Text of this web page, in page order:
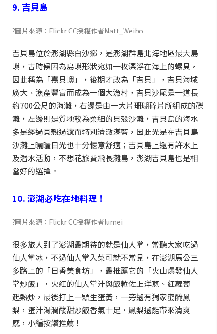
9. 吉貝島
?圖片來源：Flickr CC授權作者Matt_Weibo
吉貝島位於澎湖縣白沙鄉，是澎湖群島北海地區最大島
嶼，古時候因為島嶼形狀宛如一枚漂浮在海上的螺貝，
因此稱為「嘉貝嶼」，後期才改為「吉貝」，吉貝海域
廣大、漁產豐富而成為一個大漁村，吉貝沙尾是一道長
約700公尺的海灘，右邊是由一大片珊瑚碎片所組成的礫
灘，左邊則是質地較為柔細的貝殼沙灘，吉貝島的海水
多是經過貝殼過濾而特別清澈湛藍，因此光是在吉貝島
沙灘上曬曬日光也十分愜意舒適；吉貝島上還有許水上
及潛水活動，不想花旅費飛長灘島，澎湖吉貝島也是相
當好的選擇。
10. 澎湖必吃在地料理！
?圖片來源：Flickr CC授權作者lumei
很多旅人到了澎湖最期待的就是仙人掌，常聽大家吃過
仙人掌冰，不過仙人掌入菜可就不常見，在澎湖馬公三
多路上的「日香美食坊」，最推薦它的「火山爆發仙人
掌炒飯」，火紅的仙人掌汁與飯粒佐上洋蔥、紅蘿蔔一
起熱炒，最後打上一顆生蛋黃，一旁還有獨家蜜醃鳳
梨，蛋汁滑潤酸甜炒飯香氣十足，鳳梨還能帶來清爽
感，小編按讚推薦！